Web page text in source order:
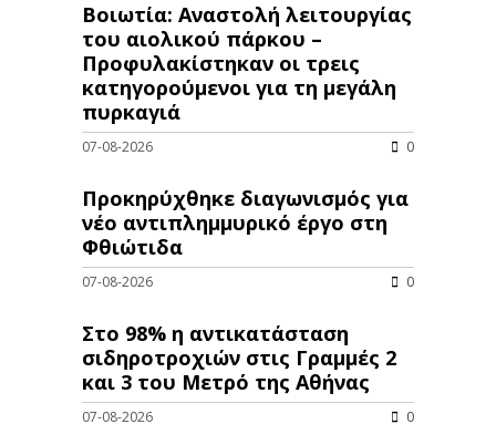
Βοιωτία: Αναστολή λειτουργίας
του αιολικού πάρκου –
Προφυλακίστηκαν οι τρεις
κατηγορούμενοι για τη μεγάλη
πυρκαγιά
07-08-2026 0
Προκηρύχθηκε διαγωνισμός για
νέo αντιπλημμυρικό έργο στη
Φθιώτιδα
07-08-2026 0
Στο 98% η αντικατάσταση
σιδηροτροχιών στις Γραμμές 2
και 3 του Μετρό της Αθήνας
07-08-2026 0